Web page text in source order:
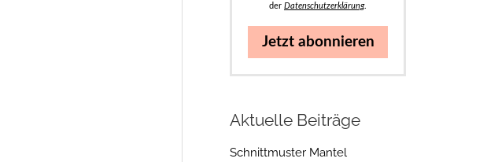
der Datenschutzerklärung.
Jetzt abonnieren
Aktuelle Beiträge
Schnittmuster Mantel